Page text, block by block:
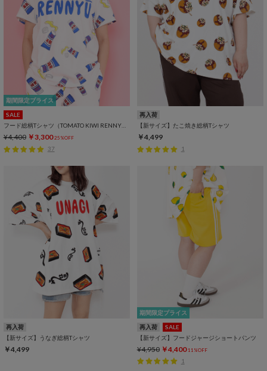
期間限定プライス
SALE
フード総柄Tシャツ（TOMATO KIWI RENNYU）
¥4,400 ￥3,300 25%OFF
37
再入荷
【新サイズ】たこ焼き総柄Tシャツ
￥4,499
1
再入荷
【新サイズ】うなぎ総柄Tシャツ
￥4,499
期間限定プライス
再入荷
SALE
【新サイズ】フードジャージショートパンツ
¥4,950 ￥4,400 11%OFF
1